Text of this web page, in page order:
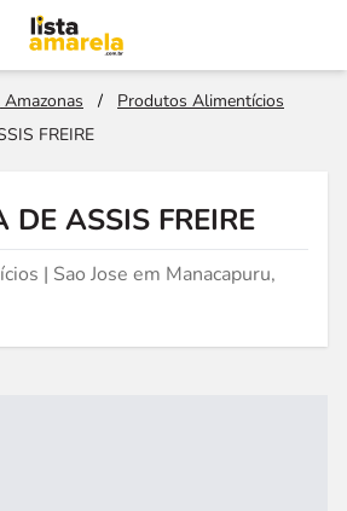
/
Produtos Alimentícios
FREIRE
DE ASSIS FREIRE
| Sao Jose em Manacapuru,